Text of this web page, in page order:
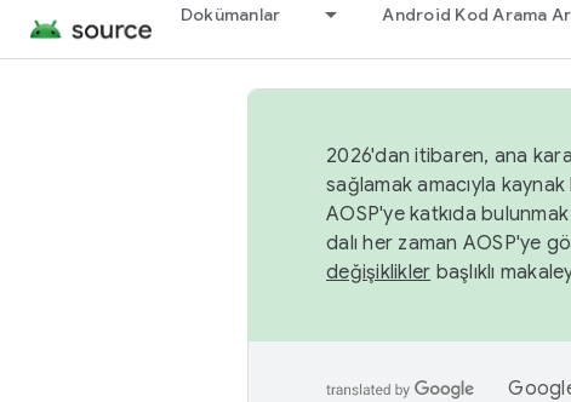
Dokümanlar Android Kod Arama
2026'dan itibaren, ana
sağlamak amacıyla
AOSP'ye katkıda
dalı her zaman AOSP'ye
değişiklikler başlıklı